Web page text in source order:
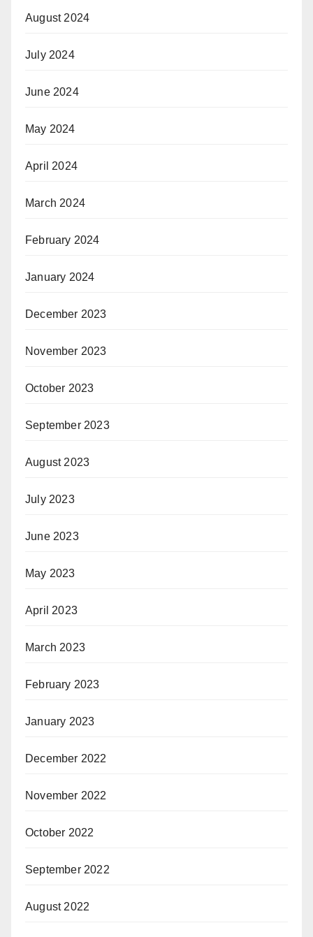
August 2024
July 2024
June 2024
May 2024
April 2024
March 2024
February 2024
January 2024
December 2023
November 2023
October 2023
September 2023
August 2023
July 2023
June 2023
May 2023
April 2023
March 2023
February 2023
January 2023
December 2022
November 2022
October 2022
September 2022
August 2022